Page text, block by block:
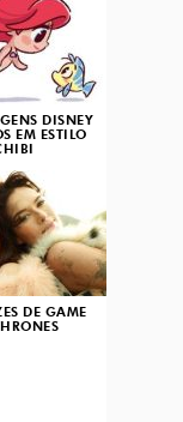
DISNEY
EM ESTILO
DE GAME